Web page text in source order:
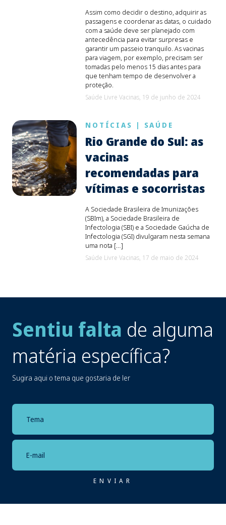
Assim como decidir o destino, adquirir as
passagens e coordenar as datas, o cuidado
com a saúde deve ser planejado com
antecedência para evitar surpresas e
garantir um passeio tranquilo. As vacinas
para viagem, por exemplo, precisam ser
tomadas pelo menos 15 dias antes para
que tenham tempo de desenvolver a
proteção.
Saúde Livre Vacinas, 19 de junho de 2024
NOTÍCIAS | SAÚDE
Rio Grande do Sul: as
vacinas
recomendadas para
vítimas e socorristas
A Sociedade Brasileira de Imunizações
(SBIm), a Sociedade Brasileira de
Infectologia (SBI) e a Sociedade Gaúcha de
Infectologia (SGI) divulgaram nesta semana
uma nota […]
Saúde Livre Vacinas, 17 de maio de 2024
Sentiu falta de alguma
matéria específica?
Sugira aqui o tema que gostaria de ler